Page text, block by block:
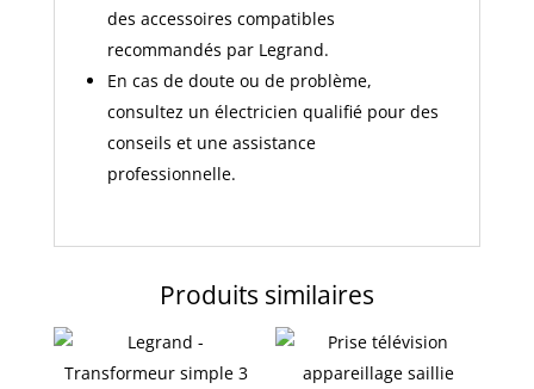
des accessoires compatibles
recommandés par Legrand.
En cas de doute ou de problème,
consultez un électricien qualifié pour des
conseils et une assistance
professionnelle.
Produits similaires